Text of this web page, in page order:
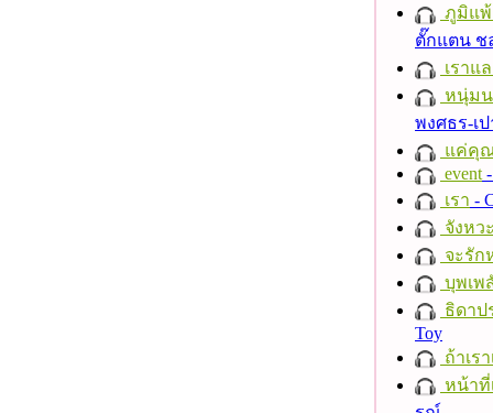
ภูมิแพ้
ตั๊กแตน ช
เราแ
หนุ่มน
พงศธร-เ
แค่คุ
event
เรา -
จังหว
จะรัก
บุพเพ
ธิดาป
Toy
ถ้าเร
หน้าที่